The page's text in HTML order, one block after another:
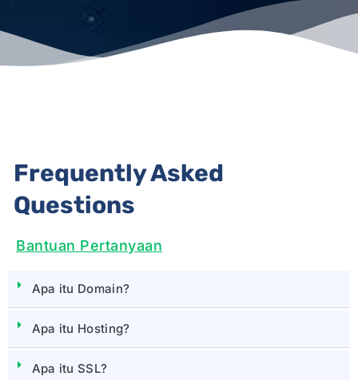
Frequently Asked
Questions
Bantuan Pertanyaan
Apa itu Domain?
Apa itu Hosting?
Apa itu SSL?